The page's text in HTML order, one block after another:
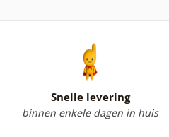
het fotobehang van meren
Snelle levering
binnen enkele dagen in huis